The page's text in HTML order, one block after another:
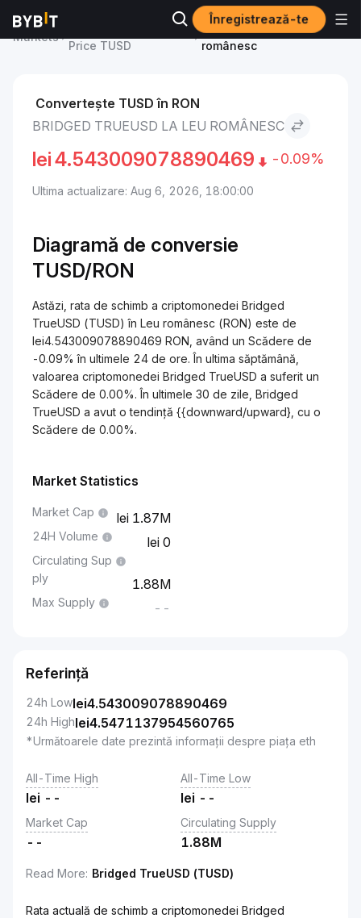
Înregistrează-te
Markets
Price TUSD
Bridged TrueUSD to Leu
românesc
Convertește TUSD în RON
BRIDGED TRUEUSD LA LEU ROMÂNESC
lei4.543009078890469 -0.09%
Ultima actualizare: Aug 6, 2026, 18:00:00
Diagramă de conversie
TUSD/RON
Astăzi, rata de schimb a criptomonedei Bridged
TrueUSD (TUSD) în Leu românesc (RON) este de
lei4.543009078890469 RON, având un Scădere de
-0.09% în ultimele 24 de ore. În ultima săptămână,
valoarea criptomonedei Bridged TrueUSD a suferit un
Scădere de 0.00%. În ultimele 30 de zile, Bridged
TrueUSD a avut o tendință {{downward/upward}, cu o
Scădere de 0.00%.
Market Statistics
Market Cap 1.87M
24H Volume 0
Circulating Sup
ply
1.88M
Max Supply --
Referință
24h Lowlei4.543009078890469
24h Highlei4.5471137954560765
*Următoarele date prezintă informații despre piața eth
All-Time High
lei --
All-Time Low
lei --
Market Cap
--
Circulating Supply
1.88M
Read More: Bridged TrueUSD (TUSD)
Rata actuală de schimb a criptomonedei Bridged